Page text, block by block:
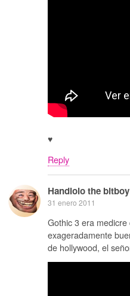
♥
Reply
Handlolo the bitboy
31 enero 2011
Gothic 3 era
exageradamente
de hollywood, el